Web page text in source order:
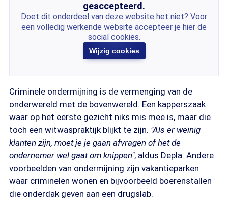
geaccepteerd.
Doet dit onderdeel van deze website het niet? Voor
een volledig werkende website accepteer je hier de
social cookies.
Wijzig cookies
Criminele ondermijning is de vermenging van de
onderwereld met de bovenwereld. Een kapperszaak
waar op het eerste gezicht niks mis mee is, maar die
toch een witwaspraktijk blijkt te zijn. "Als er weinig
klanten zijn, moet je je gaan afvragen of het de
ondernemer wel gaat om knippen", aldus Depla. Andere
voorbeelden van ondermijning zijn vakantieparken
waar criminelen wonen en bijvoorbeeld boerenstallen
die onderdak geven aan een drugslab.